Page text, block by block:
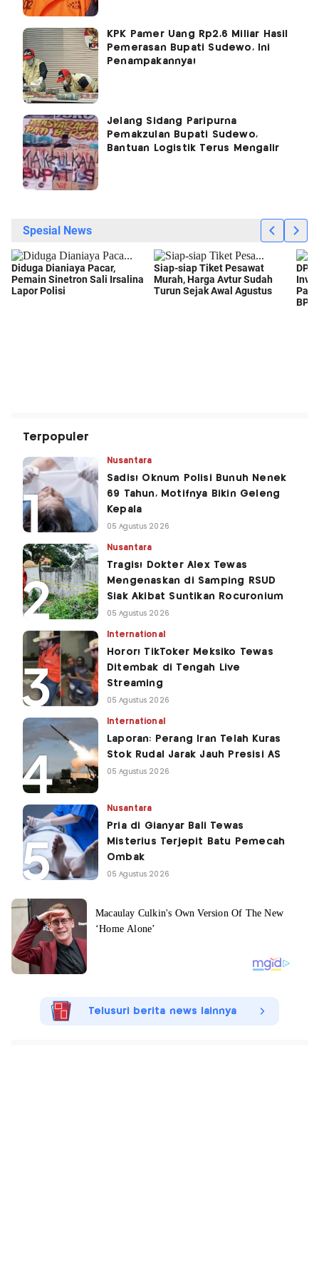
KPK Pamer Uang Rp2,6 Miliar Hasil
Pemerasan Bupati Sudewo, Ini
Penampakannya!
Jelang Sidang Paripurna
Pemakzulan Bupati Sudewo,
Bantuan Logistik Terus Mengalir
Terpopuler
Nusantara
Sadis! Oknum Polisi Bunuh Nenek
69 Tahun, Motifnya Bikin Geleng
Kepala
05 Agustus 2026
Nusantara
Tragis! Dokter Alex Tewas
Mengenaskan di Samping RSUD
Siak Akibat Suntikan Rocuronium
05 Agustus 2026
International
Horor! TikToker Meksiko Tewas
Ditembak di Tengah Live
Streaming
05 Agustus 2026
International
Laporan: Perang Iran Telah Kuras
Stok Rudal Jarak Jauh Presisi AS
05 Agustus 2026
Nusantara
Pria di Gianyar Bali Tewas
Misterius Terjepit Batu Pemecah
Ombak
05 Agustus 2026
Telusuri berita news lainnya